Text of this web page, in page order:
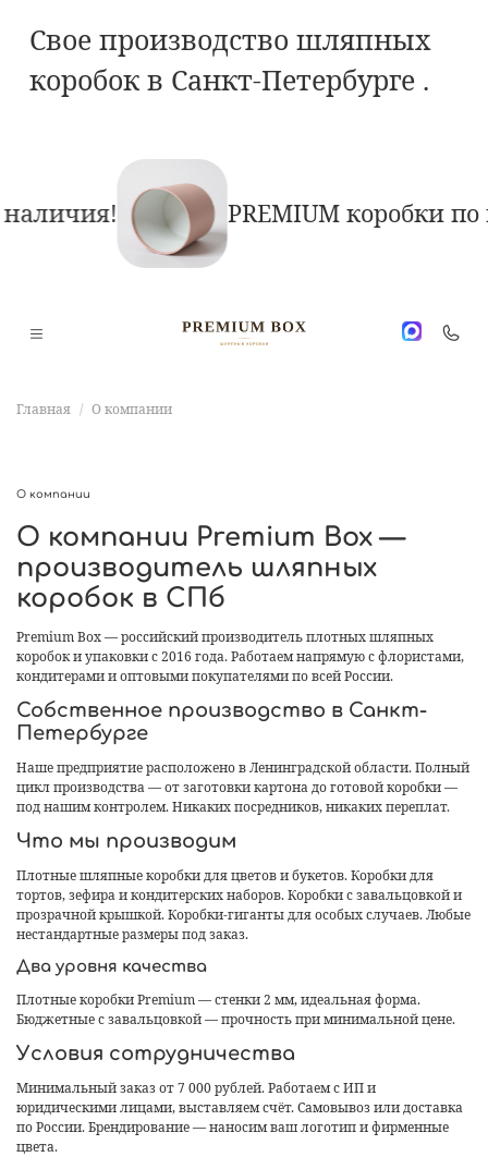
Свое производство шляпных
коробок в Санкт-Петербурге .
PREMIUM коробки
Главная О компании
О компании
О компании Premium Box —
производитель шляпных
коробок в СПб
Premium Box — российский производитель плотных шляпных
коробок и упаковки с 2016 года. Работаем напрямую с флористами,
кондитерами и оптовыми покупателями по всей России.
Собственное производство в Санкт-
Петербурге
Наше предприятие расположено в Ленинградской области. Полный
цикл производства — от заготовки картона до готовой коробки —
под нашим контролем. Никаких посредников, никаких переплат.
Что мы производим
Плотные шляпные коробки для цветов и букетов. Коробки для
тортов, зефира и кондитерских наборов. Коробки с завальцовкой и
прозрачной крышкой. Коробки-гиганты для особых случаев. Любые
нестандартные размеры под заказ.
Два уровня качества
Плотные коробки Premium — стенки 2 мм, идеальная форма.
Бюджетные с завальцовкой — прочность при минимальной цене.
Условия сотрудничества
Минимальный заказ от 7 000 рублей. Работаем с ИП и
юридическими лицами, выставляем счёт. Самовывоз или доставка
по России. Брендирование — наносим ваш логотип и фирменные
цвета.